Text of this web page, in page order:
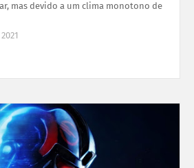
mas devido a um clima monotono de